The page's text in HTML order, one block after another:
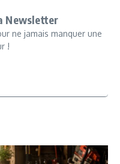
Newsletter
ne jamais manquer une
!